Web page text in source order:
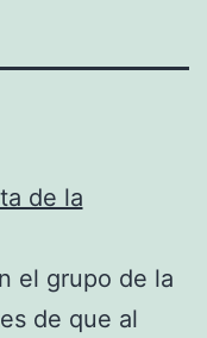
el grupo de la
de que al